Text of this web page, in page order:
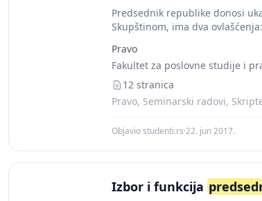
Predsednik republike donosi
Skupštinom, ima dva
Pravo
Fakultet za poslovne studije i
12 stranica
Pravo, Seminarski radovi,
Objavio studenti.rs·22. jun 2017.
Izbor i funkcija